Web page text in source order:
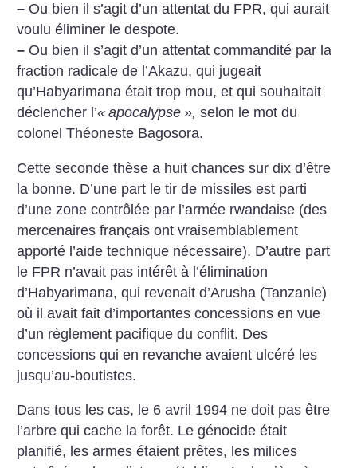
– Ou bien il s’agit d’un attentat du FPR, qui aurait
voulu éliminer le despote.
– Ou bien il s’agit d’un attentat commandité par la
fraction radicale de l’Akazu, qui jugeait
qu’Habyarimana était trop mou, et qui souhaitait
déclencher l’« apocalypse », selon le mot du
colonel Théoneste Bagosora.
Cette seconde thèse a huit chances sur dix d’être
la bonne. D’une part le tir de missiles est parti
d’une zone contrôlée par l’armée rwandaise (des
mercenaires français ont vraisemblablement
apporté l’aide technique nécessaire). D’autre part
le FPR n’avait pas intérêt à l’élimination
d’Habyarimana, qui revenait d’Arusha (Tanzanie)
où il avait fait d’importantes concessions en vue
d’un règlement pacifique du conflit. Des
concessions qui en revanche avaient ulcéré les
jusqu’au-boutistes.
Dans tous les cas, le 6 avril 1994 ne doit pas être
l’arbre qui cache la forêt. Le génocide était
planifié, les armes étaient prêtes, les milices